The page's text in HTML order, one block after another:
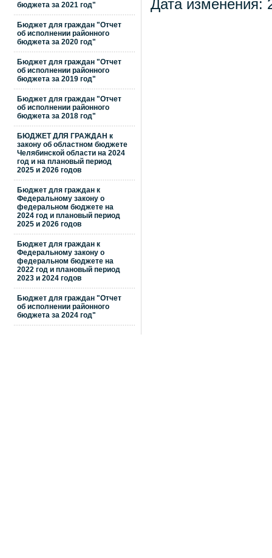
бюджета за 2021 год"
Бюджет для граждан "Отчет
об исполнении районного
бюджета за 2020 год"
Бюджет для граждан "Отчет
об исполнении районного
бюджета за 2019 год"
Бюджет для граждан "Отчет
об исполнении районного
бюджета за 2018 год"
БЮДЖЕТ ДЛЯ ГРАЖДАН к
закону об областном бюджете
Челябинской области на 2024
год и на плановый период
2025 и 2026 годов
Бюджет для граждан к
Федеральному закону о
федеральном бюджете на
2024 год и плановый период
2025 и 2026 годов
Бюджет для граждан к
Федеральному закону о
федеральном бюджете на
2022 год и плановый период
2023 и 2024 годов
Бюджет для граждан "Отчет
об исполнении районного
бюджета за 2024 год"
Дата изменения: